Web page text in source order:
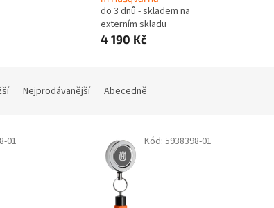
do 3 dnů - skladem na
externím skladu
4 190 Kč
Nejprodávanější Abecedně
01 Kód: 5938398-01